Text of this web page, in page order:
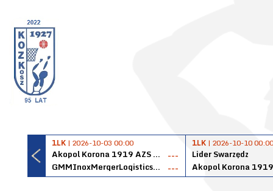
1LK | 2026-10-03 00:00
Akopol Korona 1919 AZS PK Kraków
---
GMMInoxMergerLogisticsPanteryŁańcut
---
1LK | 2026-10-10 00:00
Lider Swarzędz